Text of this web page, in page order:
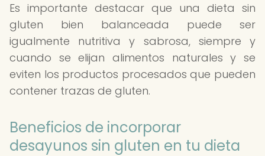
Es importante destacar que una dieta sin
gluten bien balanceada puede ser
igualmente nutritiva y sabrosa, siempre y
cuando se elijan alimentos naturales y se
eviten los productos procesados que pueden
contener trazas de gluten.
Beneficios de incorporar
desayunos sin gluten en tu dieta